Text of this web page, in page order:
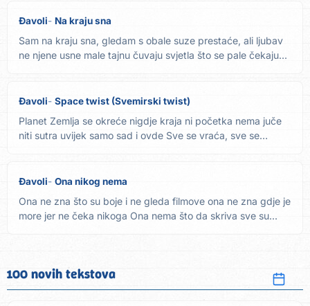
Đavoli Na kraju sna
Sam na kraju sna, gledam s obale suze prestaće, ali ljubav
ne njene usne male tajnu čuvaju svjetla što se pale čekaju...
Đavoli Space twist (Svemirski twist)
Planet Zemlja se okreće nigdje kraja ni početka nema juče
niti sutra uvijek samo sad i ovde Sve se vraća, sve se
Đavoli Ona nikog nema
Ona ne zna što su boje i ne gleda filmove ona ne zna gdje je
more jer ne čeka nikoga Ona nema što da skriva sve su...
100 novih tekstova